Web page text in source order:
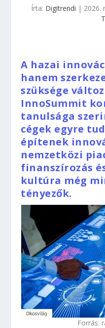
Írta: Digitrendi | 2026.
A hazai
hanem
szüksége
InnoSummit
tanulsága
cégek egyre
építenek
nemzetközi
finanszírozás
kultúra még
tényezők.
Forrás: